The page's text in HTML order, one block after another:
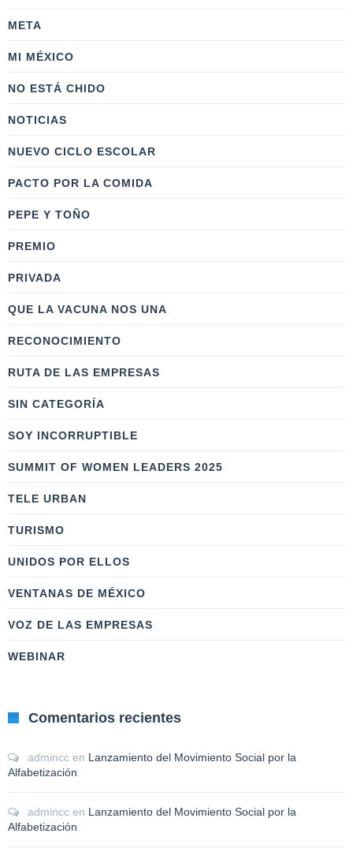
META
MI MÉXICO
NO ESTÁ CHIDO
NOTICIAS
NUEVO CICLO ESCOLAR
PACTO POR LA COMIDA
PEPE Y TOÑO
PREMIO
PRIVADA
QUE LA VACUNA NOS UNA
RECONOCIMIENTO
RUTA DE LAS EMPRESAS
SIN CATEGORÍA
SOY INCORRUPTIBLE
SUMMIT OF WOMEN LEADERS 2025
TELE URBAN
TURISMO
UNIDOS POR ELLOS
VENTANAS DE MÉXICO
VOZ DE LAS EMPRESAS
WEBINAR
Comentarios recientes
admincc en Lanzamiento del Movimiento Social por la
Alfabetización
admincc en Lanzamiento del Movimiento Social por la
Alfabetización